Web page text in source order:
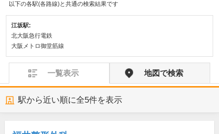
以下の各駅(各路線)と共通の検索結果です
江坂駅:
北大阪急行電鉄
大阪メトロ御堂筋線
一覧表示 地図で検索
駅から近い順に全5件を表示